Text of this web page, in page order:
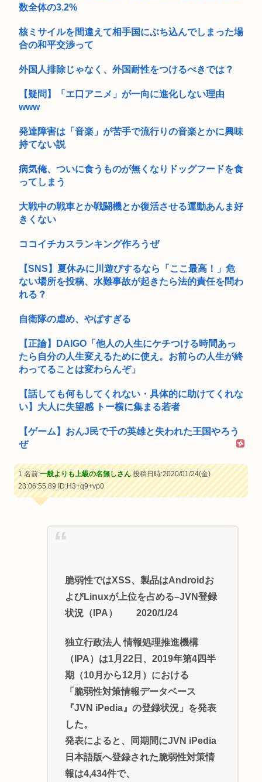
数全体の3.2%
核ミサイルを間違えて相手国にぶち込んでしまった場
合の和平交渉って
外国人排除じゃなく、外国耐性をつけるべきでは？
【疑問】「エ口アニメ」が一向に進化しない理由
www
発達障害は「音楽」が苦手で流行りの音楽とかに興味
持てない説
病気俺、ついに食うものが無くなりドッグフードを食
ってしまう
大戦中の戦車とか戦闘機とか復活させる運動あんま好
きくない
ココイチカスランキング作ろうぜ
【SNS】夏休みに川遊びするなら「ここ最高！」危
ない場所を投稿、水難事故が起きたら法的責任を問わ
れる？
自衛隊の虐め、やばすぎる
【正論】DAIGO「他人の人生にケチつける時間あっ
たら自分の人生変えるために使え。お前らの人生が終
わってることは変わらんぞ」
【話しても何もしてくれない・具体的に助けてくれな
い】大人に失望感 トー横に集まる若者
【ゲーム】おんJ民で千の英雄と失われた王国やろう
ぜ
1 名前:一般よりも上級の名無しさん投稿日時:2020/01/24(金)
23:06:55.89ID:H3+q9+vp0
脆弱性ではXSS、製品はAndroidお
よびLinuxが上位を占める–JVN登録
状況（IPA） 2020/1/24
独立行政法人 情報処理推進機構
（IPA）は1月22日、2019年第4四半
期（10月から12月）における
「脆弱性対策情報データベース
『JVN iPedia』の登録状況」を発表
した。
発表によると、同期間にJVN iPedia
日本語版へ登録された脆弱性対策情
報は4,434件で、